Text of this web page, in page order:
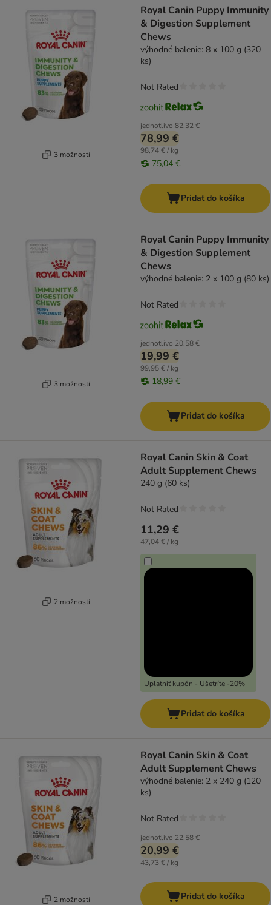
3 možností
Royal Canin Puppy Immunity
& Digestion Supplement
Chews
výhodné balenie: 8 x 100 g (320
ks)
jednotlivo 82,32 €
78,99 €
98,74 € / kg
75,04 €
Not Rated
Pridať do košíka
3 možností
Royal Canin Puppy Immunity
& Digestion Supplement
Chews
výhodné balenie: 2 x 100 g (80 ks)
jednotlivo 20,58 €
19,99 €
99,95 € / kg
18,99 €
Not Rated
Pridať do košíka
2 možností
Royal Canin Skin & Coat
Adult Supplement Chews
240 g (60 ks)
11,29 €
47,04 € / kg
Uplatniť kupón - Ušetríte -20%
Not Rated
Pridať do košíka
2 možností
Royal Canin Skin & Coat
Adult Supplement Chews
výhodné balenie: 2 x 240 g (120
ks)
jednotlivo 22,58 €
20,99 €
43,73 € / kg
Not Rated
Pridať do košíka